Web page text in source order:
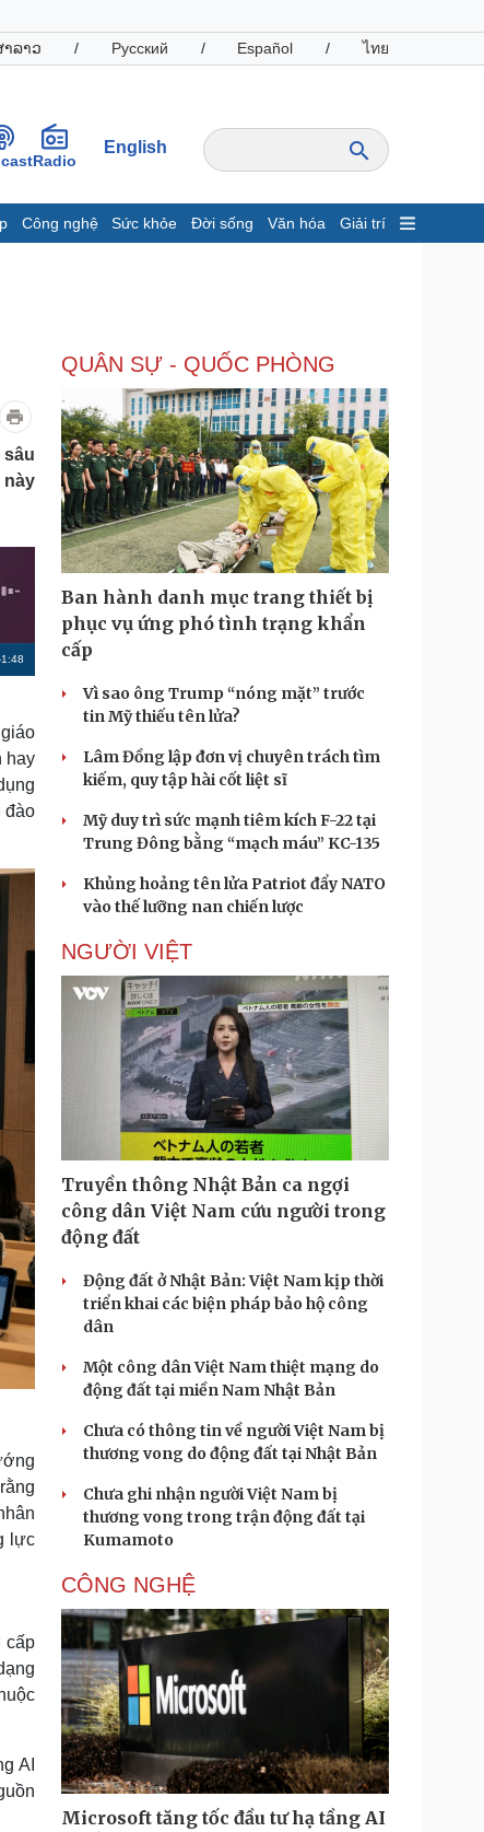
ລາວ / Русский / Español / ไทย
Radio
English
Công nghệ Sức khỏe Đời sống Văn hóa Giải trí
Chứng khoán
Giá cà phê
nghiệp
tin doanh nghiệp
nghiệp 24h
nhân
cộng đồng
Công nghệ
Sành điệu
Tin Công nghệ
Trải nghiệm
Chuyển đổi số
Tour
Podcast
Câu chuyện thời sự
Cửa sổ tình yêu
Kể chuyện cho bé
này
1:48
hay
đào
lực
cấp
AI
QUÂN SỰ - QUỐC PHÒNG
Ban hành danh mục trang thiết bị
phục vụ ứng phó tình trạng khẩn
cấp
Vì sao ông Trump “nóng mặt” trước
tin Mỹ thiếu tên lửa?
Lâm Đồng lập đơn vị chuyên trách tìm
kiếm, quy tập hài cốt liệt sĩ
Mỹ duy trì sức mạnh tiêm kích F-22 tại
Trung Đông bằng “mạch máu” KC-135
Khủng hoảng tên lửa Patriot đẩy NATO
vào thế lưỡng nan chiến lược
NGƯỜI VIỆT
Truyền thông Nhật Bản ca ngợi
công dân Việt Nam cứu người trong
động đất
Động đất ở Nhật Bản: Việt Nam kịp thời
triển khai các biện pháp bảo hộ công
dân
Một công dân Việt Nam thiệt mạng do
động đất tại miền Nam Nhật Bản
Chưa có thông tin về người Việt Nam bị
thương vong do động đất tại Nhật Bản
Chưa ghi nhận người Việt Nam bị
thương vong trong trận động đất tại
Kumamoto
CÔNG NGHỆ
Microsoft tăng tốc đầu tư hạ tầng AI